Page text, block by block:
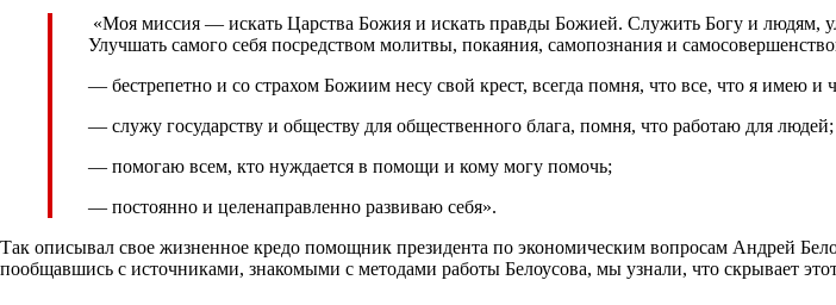
«Моя миссия — искать Царства Божия и искать правды Божией. Служить Богу и людям,
Улучшать самого себя посредством молитвы, покаяния, самопознания и
— бестрепетно и со страхом Божиим несу свой крест, всегда помня, что все, что я имею
— служу государству и обществу для общественного блага, помня, что работаю для людей;
— помогаю всем, кто нуждается в помощи и кому могу помочь;
— постоянно и целенаправленно развиваю себя».
Так описывал свое жизненное кредо помощник президента по экономическим вопросам Андрей
пообщавшись с источниками, знакомыми с методами работы Белоусова, мы узнали, что скрывает